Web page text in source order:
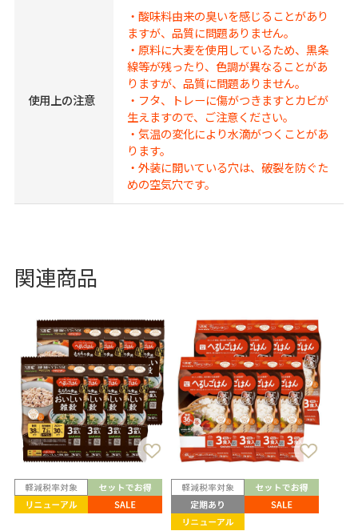
使用上の注意
・酸味料由来の臭いを感じることがあり
ますが、品質に問題ありません。
・原料に大麦を使用しているため、黒条
線等が残ったり、色調が異なることがあ
りますが、品質に問題ありません。
・フタ、トレーに傷がつきますとカビが
生えますので、ご注意ください。
・気温の変化により水滴がつくことがあ
ります。
・外装に開いている穴は、破裂を防ぐた
めの空気穴です。
関連商品